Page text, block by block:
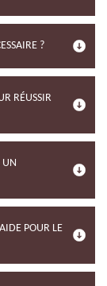
?
RÉUSSIR
UN
POUR LE